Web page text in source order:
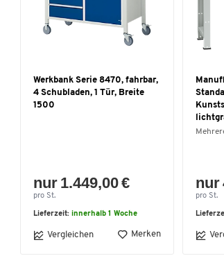
Werkbank Serie 8470, fahrbar,
4 Schubladen, 1 Tür, Breite
1500
nur 1.449,00 €
pro St.
Lieferzeit: innerhalb 1 Woche
Vergleichen Merken
nur
pro St.